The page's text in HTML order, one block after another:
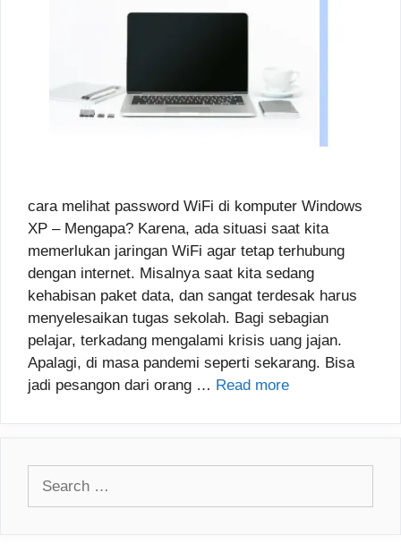
cara melihat password WiFi di komputer Windows
XP – Mengapa? Karena, ada situasi saat kita
memerlukan jaringan WiFi agar tetap terhubung
dengan internet. Misalnya saat kita sedang
kehabisan paket data, dan sangat terdesak harus
menyelesaikan tugas sekolah. Bagi sebagian
pelajar, terkadang mengalami krisis uang jajan.
Apalagi, di masa pandemi seperti sekarang. Bisa
jadi pesangon dari orang … Read more